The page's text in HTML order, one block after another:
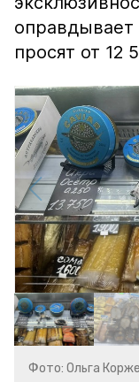
просят от 12
Фото: Ольга